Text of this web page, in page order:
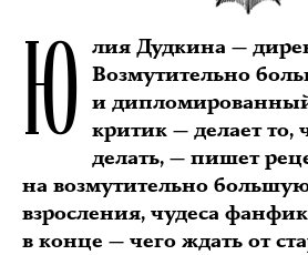
Ю лия Дудкина —
Возмутительно
и
критик — делает то,
делать, — пишет
на возмутительно
взросления, чудеса
в конце — чего ждать от